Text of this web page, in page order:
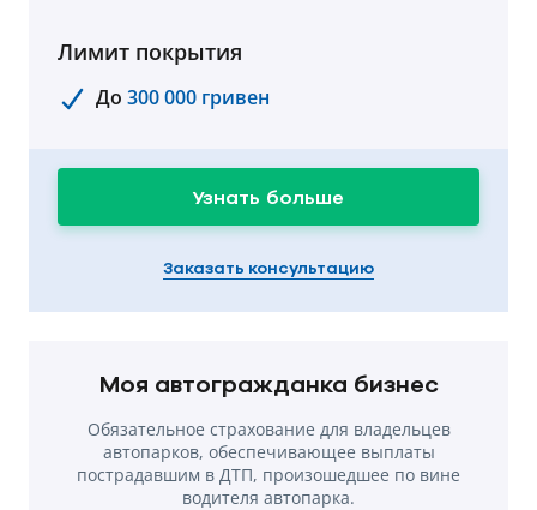
Лимит покрытия
До 300 000 гривен
Заказать консультацию
Узнать больше
Моя автогражданка бизнес
Обязательное страхование для владельцев
автопарков, обеспечивающее выплаты
пострадавшим в ДТП, произошедшее по вине
водителя автопарка.